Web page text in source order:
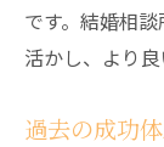
です。結婚相
活かし、より
過去の成功